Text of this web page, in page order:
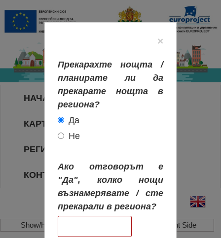
НАЧАЛО
КАРТА НА РЕГИОНИТЕ
РЕГИОНИ
КОНТАКТИ
Show/Hide Left Side Show/Hide Right Side
×
Прекарахте нощта /
планирате ли да
прекарате нощта в
региона?
Да
Не
Ако отговорът е
"Да", колко нощи
възнамерявате / сте
прекарали в региона?